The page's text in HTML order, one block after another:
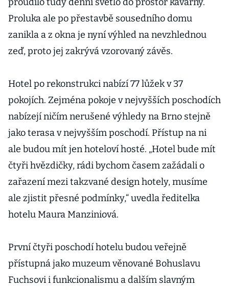
Proluka ale po přestavbě sousedního domu
zanikla a z okna je nyní výhled na nevzhlednou
zeď, proto jej zakrývá vzorovaný závěs.
Hotel po rekonstrukci nabízí 77 lůžek v 37
pokojích. Zejména pokoje v nejvyšších poschodích
nabízejí ničím nerušené výhledy na Brno stejně
jako terasa v nejvyšším poschodí. Přístup na ni
ale budou mít jen hoteloví hosté. „Hotel bude mít
čtyři hvězdičky, rádi bychom časem zažádali o
zařazení mezi takzvané design hotely, musíme
ale zjistit přesné podmínky,“ uvedla ředitelka
hotelu Maura Manziniová.
První čtyři poschodí hotelu budou veřejně
přístupná jako muzeum věnované Bohuslavu
Fuchsovi i funkcionalismu a dalším slavným